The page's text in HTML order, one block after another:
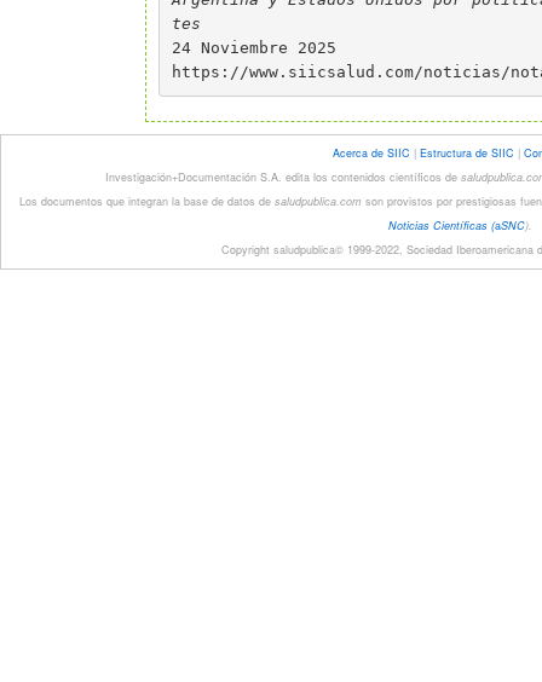
tes
24 Noviembre 2025
https://www.siicsalud.com/noticias/
Acerca de SIIC | Estructura de SIIC |
Investigación+Documentación S.A. edita los contenidos científicos de
Los documentos que integran la base de datos de saludpublica.com son provistos por prestigiosas
Noticias Científicas (aSNC).
Copyright saludpublica© 1999-2022, Sociedad